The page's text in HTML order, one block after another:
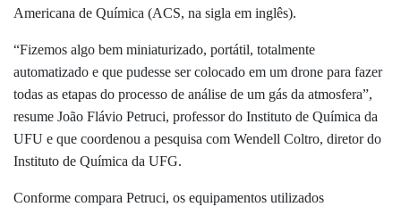
Americana de Química (ACS, na sigla em inglês).
“Fizemos algo bem miniaturizado, portátil, totalmente
automatizado e que pudesse ser colocado em um drone para fazer
todas as etapas do processo de análise de um gás da atmosfera”,
resume João Flávio Petruci, professor do Instituto de Química da
UFU e que coordenou a pesquisa com Wendell Coltro, diretor do
Instituto de Química da UFG.
Conforme compara Petruci, os equipamentos utilizados